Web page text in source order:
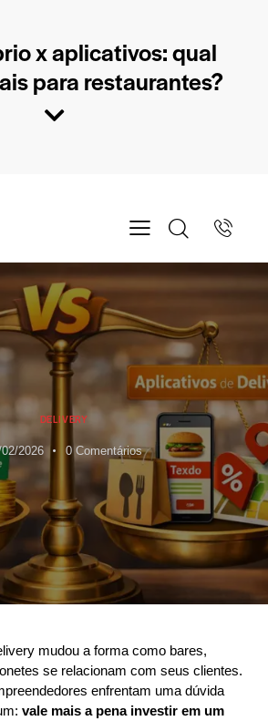
x aplicativos: qual
para restaurantes?
DELIVERY
2026 0 Comentários
mudou a forma como bares,
se relacionam com seus clientes.
enfrentam uma dúvida
vale mais a pena investir em um